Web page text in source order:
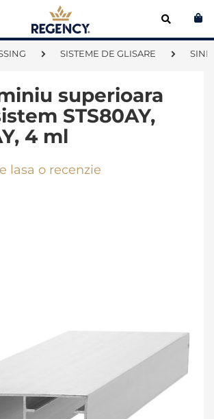
SISTEME DE GLISARE
superioara
STS80AY,
4 ml
lasa o recenzie